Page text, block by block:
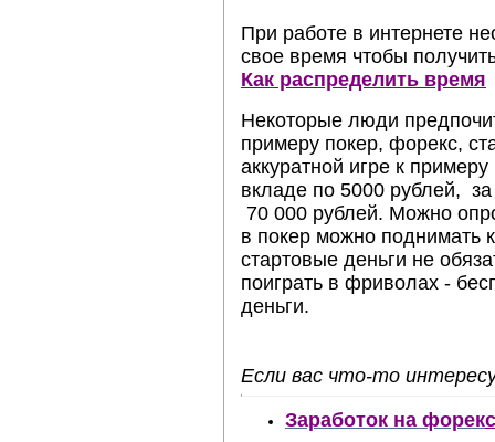
При работе в интернете
свое время чтобы
Как распределить время
Некоторые люди
примеру покер, форекс,
аккуратной игре к
вкладе по 5000 рублей,
70 000 рублей. Можно
в покер можно поднимать
стартовые деньги не
поиграть в фриволах -
деньги.
Если вас что-то
Заработок на форекс